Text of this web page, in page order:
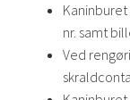
nr. samt
Ved